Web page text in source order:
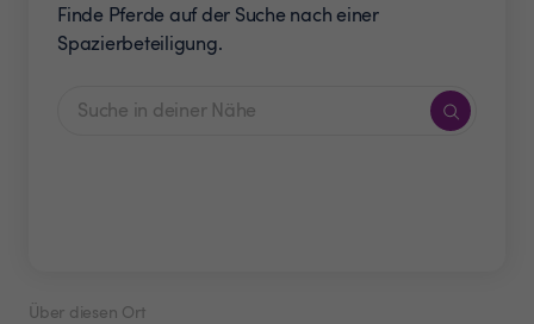
Finde Pferde auf der Suche nach einer
Spazierbeteiligung.
Über diesen Ort